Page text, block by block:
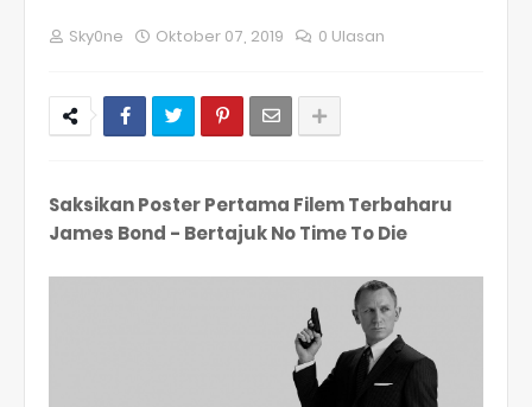
Sky0ne Oktober 07, 2019 0 Ulasan
Saksikan Poster Pertama Filem Terbaharu
James Bond - Bertajuk No Time To Die